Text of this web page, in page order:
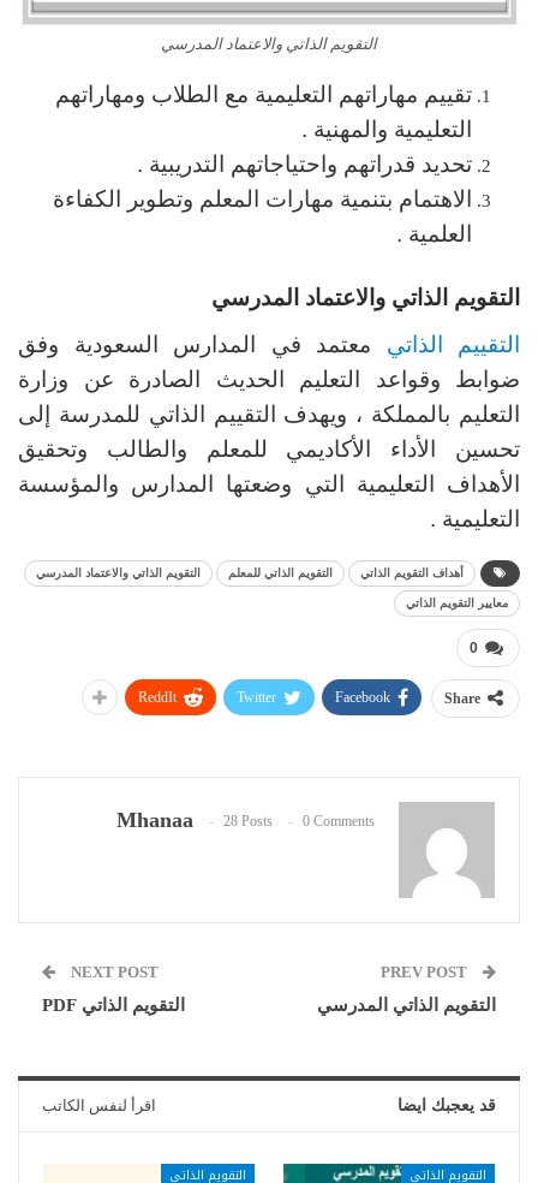
التقويم الذاتي والاعتماد المدرسي
تقييم مهاراتهم التعليمية مع الطلاب ومهاراتهم
التعليمية والمهنية .
تحديد قدراتهم واحتياجاتهم التدريبية .
الاهتمام بتنمية مهارات المعلم وتطوير الكفاءة
العلمية .
التقويم الذاتي والاعتماد المدرسي
التقييم الذاتي معتمد في المدارس السعودية وفق
ضوابط وقواعد التعليم الحديث الصادرة عن وزارة
التعليم بالمملكة ، ويهدف التقييم الذاتي للمدرسة إلى
تحسين الأداء الأكاديمي للمعلم والطالب وتحقيق
الأهداف التعليمية التي وضعتها المدارس والمؤسسة
التعليمية .
أهداف التقويم الذاتي التقويم الذاتي للمعلم التقويم الذاتي والاعتماد المدرسي
معايير التقويم الذاتي
0
Share
Facebook
Twitter
ReddIt
Mhanaa 28 Posts 0 Comments
التقويم الذاتي المدرسي
NEXT POST
التقويم الذاتي PDF
قد يعجبك ايضا اقرأ لنفس الكاتب
التقويم الذاتي التقويم الذاتي